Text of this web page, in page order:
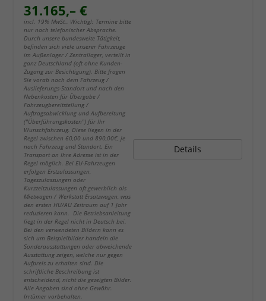
31.165,– €
incl. 19% MwSt.. Wichtig!: Termine bitte
nur nach telefonischer Absprache.
Durch unsere bundesweite Tätigkeit,
befinden sich viele unserer Fahrzeuge
im Außenlager / Zentrallager, verteilt in
ganz Deutschland (oft ohne Kunden-
Zugang zur Besichtigung). Bitte fragen
Sie vorab nach dem Fahrzeug /
Auslieferungs-Standort und nach den
Nebenkosten für Übergabe /
Fahrzeugbereitstellung /
Auftragsabwicklung und Aufbereitung
("Überführungskosten") für Ihr
Wunschfahrzeug. Diese liegen in der
Regel zwischen 60,00 und 890,00€, je
nach Fahrzeug und Standort. Ein
Transport an Ihre Adresse ist in der
Regel möglich. Bei EU-Fahrzeugen
erfolgen Erstzulassungen,
Tageszulassungen oder
Kurzzeitzulassungen oft gewerblich als
Mietwagen / Werkstatt Ersatzwagen, was
den ersten HU/AU Zeitraum auf 1 Jahr
reduzieren kann. Die Betriebsanleitung
liegt in der Regel nicht in Deutsch bei.
Bei den verwendeten Bildern kann es
sich um Beispielbilder handeln die
Sonderausstattungen oder abweichende
Ausstattung zeigen, welche nur gegen
Aufpreis zu erhalten sind. Die
schriftliche Beschreibung ist
entscheidend, nicht die gezeigten Bilder.
Alle Angaben sind ohne Gewähr.
Irrtümer vorbehalten.
Details